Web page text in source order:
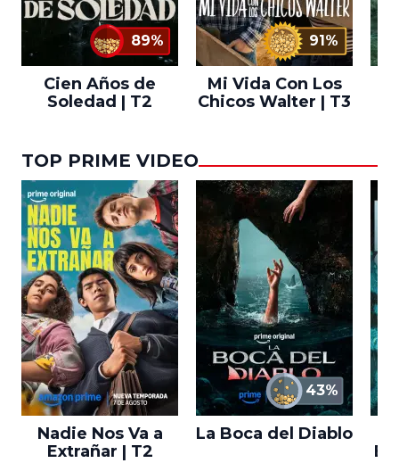
89%
Cien Años de
Soledad | T2
91%
Mi Vida Con Los
Chicos Walter | T3
TOP PRIME VIDEO
Nadie Nos Va a
Extrañar | T2
43%
La Boca del Diablo